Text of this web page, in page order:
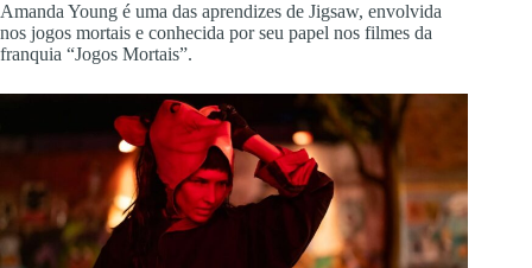
Amanda Young é uma das aprendizes de Jigsaw, envolvida
nos jogos mortais e conhecida por seu papel nos filmes da
franquia “Jogos Mortais”.